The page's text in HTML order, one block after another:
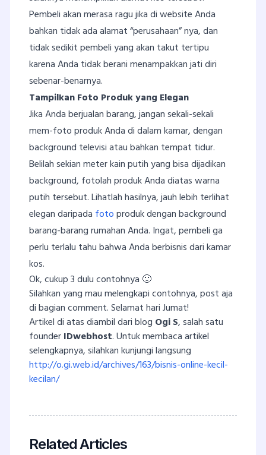
Pembeli akan merasa ragu jika di website Anda
bahkan tidak ada alamat “perusahaan” nya, dan
tidak sedikit pembeli yang akan takut tertipu
karena Anda tidak berani menampakkan jati diri
sebenar-benarnya.
Tampilkan Foto Produk yang Elegan
Jika Anda berjualan barang, jangan sekali-sekali
mem-foto produk Anda di dalam kamar, dengan
background televisi atau bahkan tempat tidur.
Belilah sekian meter kain putih yang bisa dijadikan
background, fotolah produk Anda diatas warna
putih tersebut. Lihatlah hasilnya, jauh lebih terlihat
elegan daripada fotoproduk dengan background
barang-barang rumahan Anda. Ingat, pembeli ga
perlu terlalu tahu bahwa Anda berbisnis dari kamar
kos.
Ok, cukup 3 dulu contohnya 🙂
Silahkan yang mau melengkapi contohnya, post aja
di bagian comment. Selamat hari Jumat!
Artikel di atas diambil dari blog Ogi S, salah satu
founderIDwebhost. Untuk membaca artikel
selengkapnya, silahkan kunjungi langsung
http://o.gi.web.id/archives/163/bisnis-online-kecil-
kecilan/
Related Articles